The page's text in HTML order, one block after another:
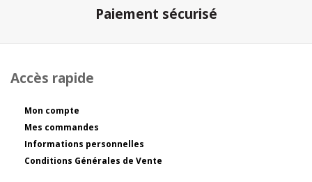
Paiement sécurisé
Accès rapide
Mon compte
Mes commandes
Informations personnelles
Conditions Générales de Vente